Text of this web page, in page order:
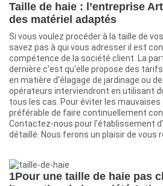
Taille de haie : l’entreprise
des matériel adaptés
Si vous voulez procéder à la taille de
savez pas à qui vous adresser il est
compétence de la société client. La
dernière c'est qu'elle propose des
en matière d'élagage de jardinage ou
opérateurs interviendront en utilisant
tous les cas. Pour éviter les
préférable de faire continuellement
Contactez-nous pour l'établissement
détaillé. Nous ferons un plaisir de vous
1Pour une taille de haie pas